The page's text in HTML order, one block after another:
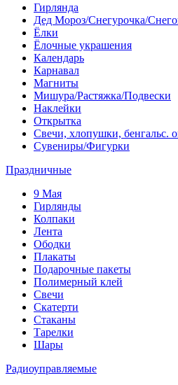
Гирлянда
Дед Мороз/Снегурочка/
Ёлки
Ёлочные украшения
Календарь
Карнавал
Магниты
Мишура/Растяжка/Подвески
Наклейки
Открытка
Свечи, хлопушки, бенгальс.
Сувениры/Фигурки
Праздничные
9 Мая
Гирлянды
Колпаки
Лента
Ободки
Плакаты
Подарочные пакеты
Полимерный клей
Свечи
Скатерти
Стаканы
Тарелки
Шары
Радиоуправляемые